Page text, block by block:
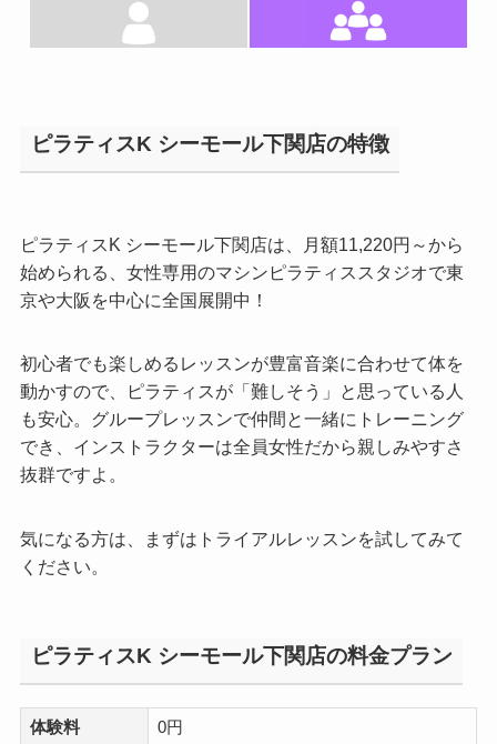
ピラティスK シーモール下関店の特徴
ピラティスK シーモール下関店は、月額11,220円～から
始められる、女性専用のマシンピラティススタジオで東
京や大阪を中心に全国展開中！
初心者でも楽しめるレッスンが豊富音楽に合わせて体を
動かすので、ピラティスが「難しそう」と思っている人
も安心。グループレッスンで仲間と一緒にトレーニング
でき、インストラクターは全員女性だから親しみやすさ
抜群ですよ。
気になる方は、まずはトライアルレッスンを試してみて
ください。
ピラティスK シーモール下関店の料金プラン
体験料 0円